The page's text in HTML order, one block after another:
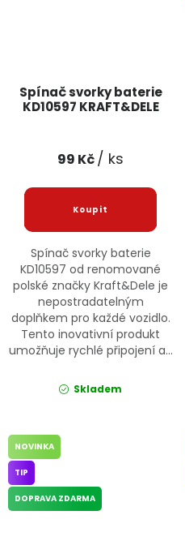
Spínač svorky baterie
KD10597 KRAFT&DELE
99 Kč/ ks
Spínač svorky baterie
KD10597 od renomované
polské značky Kraft&Dele je
nepostradatelným
doplňkem pro každé vozidlo.
Tento inovativní produkt
umožňuje rychlé připojení a...
Skladem
NOVINKA
TIP
DOPRAVA ZDARMA